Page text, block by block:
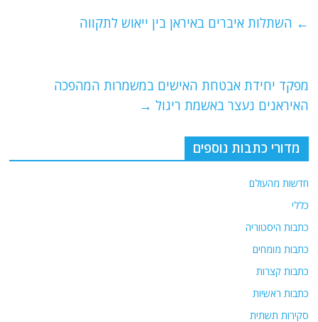
s
p
g
l
er
e
o
k
← השתלות איברים באיראן בין ייאוש לתקווה
מפקד יחידת אבטחת האישים במשמרות המהפכה
האיראנים נעצר באשמת ריגול →
מדורי כתבות נוספים
חדשות מהעולם
כללי
כתבות היסטוריה
כתבות מומחים
כתבות קצרות
כתבות ראשיות
סקירות תשתית